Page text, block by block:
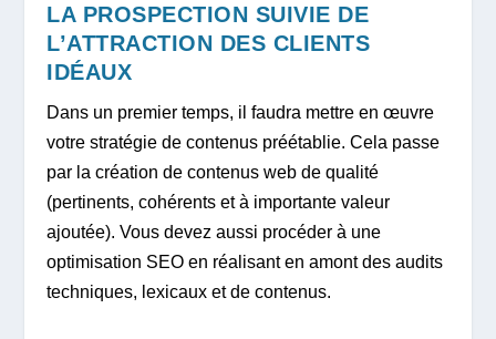
LA PROSPECTION SUIVIE DE
L’ATTRACTION DES CLIENTS
IDÉAUX
Dans un premier temps, il faudra mettre en œuvre
votre stratégie de contenus préétablie. Cela passe
par la création de contenus web de qualité
(pertinents, cohérents et à importante valeur
ajoutée). Vous devez aussi procéder à une
optimisation SEO en réalisant en amont des audits
techniques, lexicaux et de contenus.